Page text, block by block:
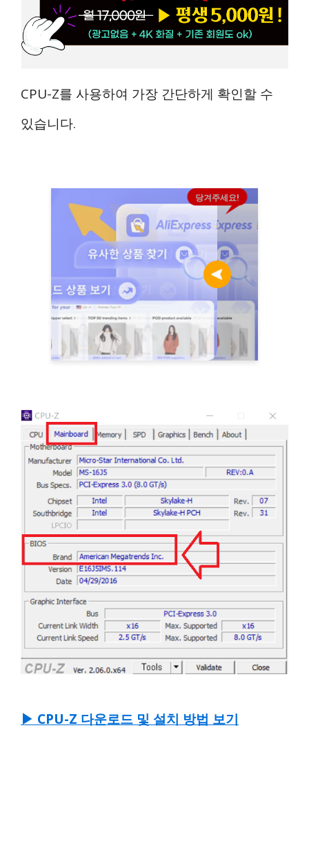
CPU-Z를 사용하여 가장 간단하게 확인할 수
있습니다.
당겨주세요!
▶ CPU-Z 다운로드 및 설치 방법 보기